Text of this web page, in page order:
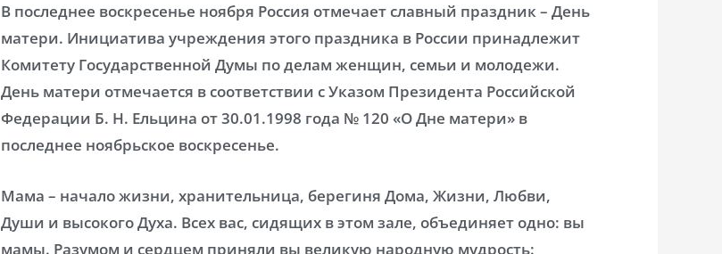
В последнее воскресенье ноября Россия отмечает славный праздник – День
матери. Инициатива учреждения этого праздника в России принадлежит
Комитету Государственной Думы по делам женщин, семьи и молодежи.
День матери отмечается в соответствии с Указом Президента Российской
Федерации Б. Н. Ельцина от 30.01.1998 года № 120 «О Дне матери» в
последнее ноябрьское воскресенье.
Мама – начало жизни, хранительница, берегиня Дома, Жизни, Любви,
Души и высокого Духа. Всех вас, сидящих в этом зале, объединяет одно: вы
мамы. Разумом и сердцем приняли вы великую народную мудрость: